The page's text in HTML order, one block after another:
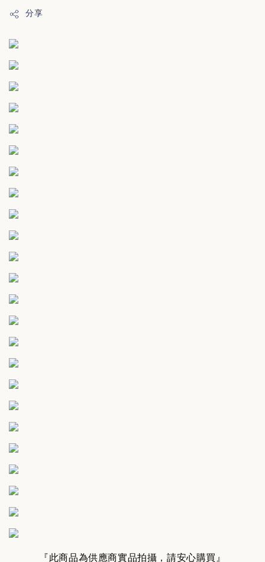
分享
『此商品為供應商實品拍攝，請安心購買』